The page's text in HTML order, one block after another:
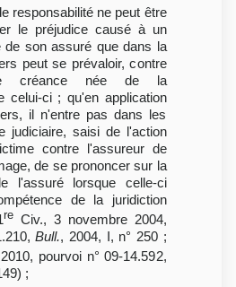
responsabilité ne peut être
le préjudice causé à un
de son assuré que dans la
peut se prévaloir, contre
créance née de la
celui-ci ; qu'en application
il n'entre pas dans les
judiciaire, saisi de l'action
contre l'assureur de
de se prononcer sur la
l'assuré lorsque celle-ci
de la juridiction
re Civ., 3 novembre 2004,
Bull., 2004, I, n° 250 ;
pourvoi n° 09-14.592,
;